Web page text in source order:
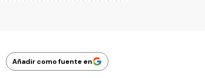
Añadir como fuente en